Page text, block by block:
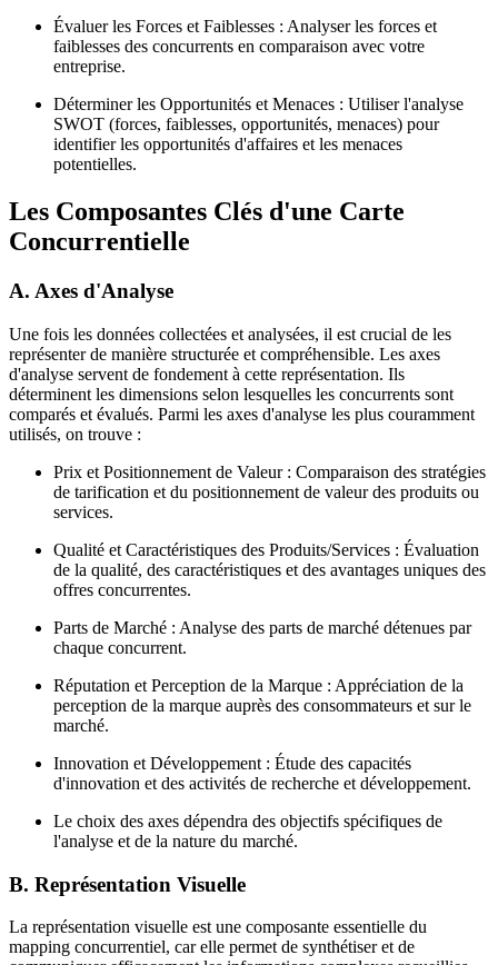
Évaluer les Forces et Faiblesses : Analyser les forces et
faiblesses des concurrents en comparaison avec votre
entreprise.
Déterminer les Opportunités et Menaces : Utiliser l'analyse
SWOT (forces, faiblesses, opportunités, menaces) pour
identifier les opportunités d'affaires et les menaces
potentielles.
Les Composantes Clés d'une Carte
Concurrentielle
A. Axes d'Analyse
Une fois les données collectées et analysées, il est crucial de les
représenter de manière structurée et compréhensible. Les axes
d'analyse servent de fondement à cette représentation. Ils
déterminent les dimensions selon lesquelles les concurrents sont
comparés et évalués. Parmi les axes d'analyse les plus couramment
utilisés, on trouve :
Prix et Positionnement de Valeur : Comparaison des stratégies
de tarification et du positionnement de valeur des produits ou
services.
Qualité et Caractéristiques des Produits/Services : Évaluation
de la qualité, des caractéristiques et des avantages uniques des
offres concurrentes.
Parts de Marché : Analyse des parts de marché détenues par
chaque concurrent.
Réputation et Perception de la Marque : Appréciation de la
perception de la marque auprès des consommateurs et sur le
marché.
Innovation et Développement : Étude des capacités
d'innovation et des activités de recherche et développement.
Le choix des axes dépendra des objectifs spécifiques de
l'analyse et de la nature du marché.
B. Représentation Visuelle
La représentation visuelle est une composante essentielle du
mapping concurrentiel, car elle permet de synthétiser et de